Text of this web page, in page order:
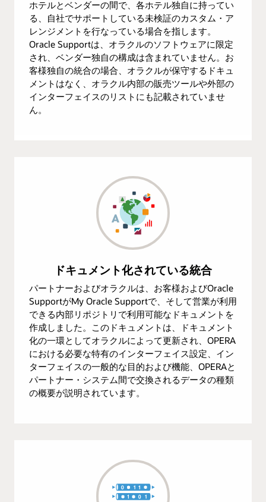
ホテルとベンダーの間で、各ホテル独自に持ってい
る、自社でサポートしている未検証のカスタム・ア
レンジメントを行なっている場合を指します。
Oracle Supportは、オラクルのソフトウェアに限定
され、ベンダー独自の構成は含まれていません。お
客様独自の統合の場合、オラクルが保守するドキュ
メントはなく、オラクル内部の販売ツールや外部の
インターフェイスのリストにも記載されていませ
ん。
ドキュメント化されている統合
パートナーおよびオラクルは、お客様およびOracle
SupportがMy Oracle Supportで、そして営業が利用
できる内部リポジトリで利用可能なドキュメントを
作成しました。このドキュメントは、ドキュメント
化の一環としてオラクルによって更新され、OPERA
における必要な特有のインターフェイス設定、イン
ターフェイスの一般的な目的および機能、OPERAと
パートナー・システム間で交換されるデータの種類
の概要が説明されています。